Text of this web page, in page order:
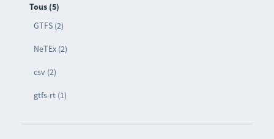
Tous (5)
GTFS (2)
NeTEx (2)
csv (2)
gtfs-rt (1)